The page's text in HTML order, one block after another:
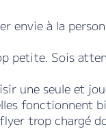
envie à la
petite. Sois
une seule et
fonctionnent
flyer trop